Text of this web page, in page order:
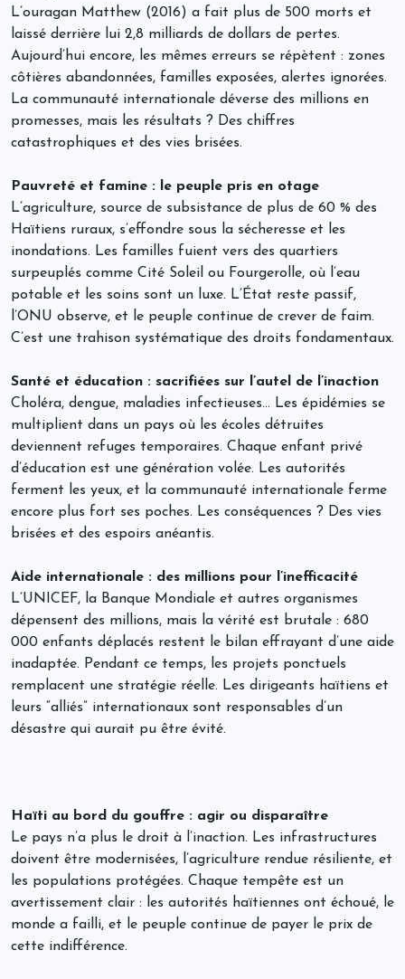
L’ouragan Matthew (2016) a fait plus de 500 morts et
laissé derrière lui 2,8 milliards de dollars de pertes.
Aujourd’hui encore, les mêmes erreurs se répètent : zones
côtières abandonnées, familles exposées, alertes ignorées.
La communauté internationale déverse des millions en
promesses, mais les résultats ? Des chiffres
catastrophiques et des vies brisées.
Pauvreté et famine : le peuple pris en otage
L’agriculture, source de subsistance de plus de 60 % des
Haïtiens ruraux, s’effondre sous la sécheresse et les
inondations. Les familles fuient vers des quartiers
surpeuplés comme Cité Soleil ou Fourgerolle, où l’eau
potable et les soins sont un luxe. L’État reste passif,
l’ONU observe, et le peuple continue de crever de faim.
C’est une trahison systématique des droits fondamentaux.
Santé et éducation : sacrifiées sur l’autel de l’inaction
Choléra, dengue, maladies infectieuses… Les épidémies se
multiplient dans un pays où les écoles détruites
deviennent refuges temporaires. Chaque enfant privé
d’éducation est une génération volée. Les autorités
ferment les yeux, et la communauté internationale ferme
encore plus fort ses poches. Les conséquences ? Des vies
brisées et des espoirs anéantis.
Aide internationale : des millions pour l’inefficacité
L’UNICEF, la Banque Mondiale et autres organismes
dépensent des millions, mais la vérité est brutale : 680
000 enfants déplacés restent le bilan effrayant d’une aide
inadaptée. Pendant ce temps, les projets ponctuels
remplacent une stratégie réelle. Les dirigeants haïtiens et
leurs “alliés” internationaux sont responsables d’un
désastre qui aurait pu être évité.
Haïti au bord du gouffre : agir ou disparaître
Le pays n’a plus le droit à l’inaction. Les infrastructures
doivent être modernisées, l’agriculture rendue résiliente, et
les populations protégées. Chaque tempête est un
avertissement clair : les autorités haïtiennes ont échoué, le
monde a failli, et le peuple continue de payer le prix de
cette indifférence.